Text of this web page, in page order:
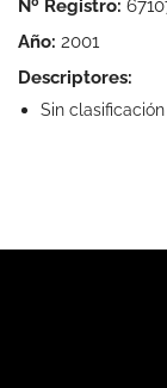
Nº Registro:
Año: 2001
Descriptores:
Sin